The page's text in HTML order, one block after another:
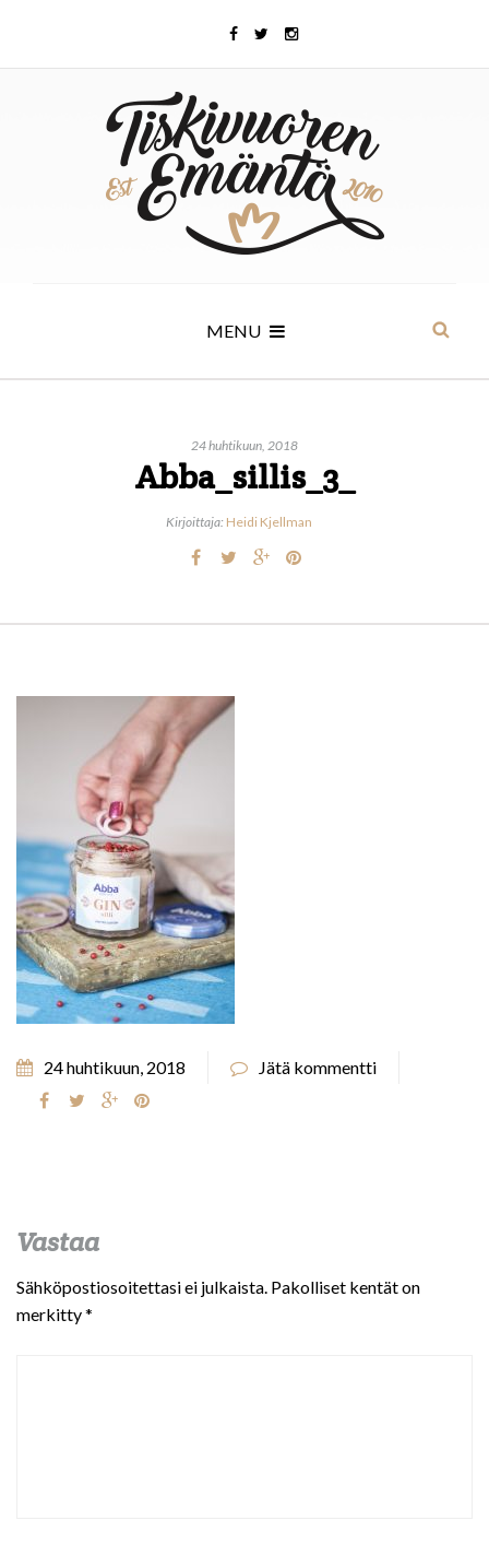
MENU
24 huhtikuun, 2018
Abba_sillis_3_
Kirjoittaja: Heidi Kjellman
24 huhtikuun, 2018 Jätä kommentti
Vastaa
Sähköpostiosoitettasi ei julkaista. Pakolliset kentät on
merkitty*